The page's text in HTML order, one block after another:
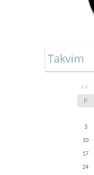
Takvim
<<
P
3
10
17
24